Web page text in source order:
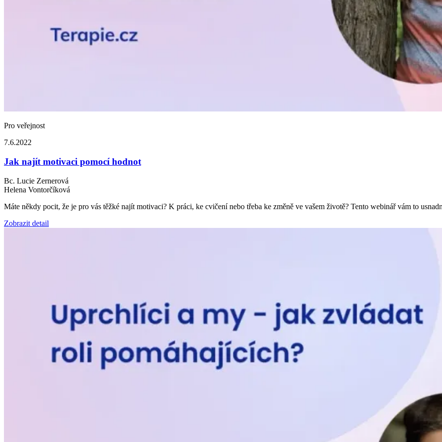
Pro veřejnost
7.6.2022
Jak najít motivaci pomocí hodnot
Bc. Lucie Zernerová
Helena Vontorčíková
Máte někdy pocit, že je pro vás těžké najít motivaci? K práci, ke cvičení nebo třeba ke změně ve vašem životě? Tento webinář vám to
Zobrazit detail